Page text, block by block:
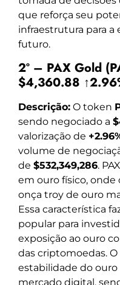
que reforça seu
infraestrutura para
futuro.
2º – PAX Gold
$4,360.88
Descrição: O token
sendo negociado a
valorização de
volume de
de $532,349,286.
em ouro físico,
onça troy de ouro
Essa característica
popular para
exposição ao ouro
das criptomoedas.
estabilidade do
mercado digital,